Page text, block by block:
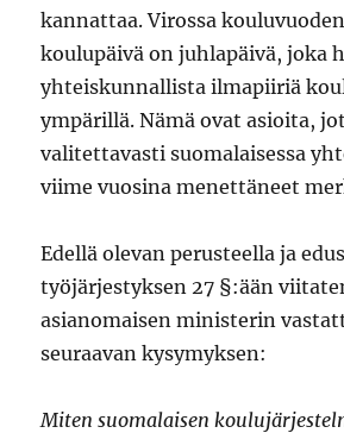
kannattaa. Virossa
koulupäivä on juhlapäivä, joka
yhteiskunnallista ilmapiiriä
ympärillä. Nämä ovat asioita,
valitettavasti suomalaisessa
viime vuosina menettäneet
Edellä olevan perusteella ja
työjärjestyksen 27 §:ään
asianomaisen ministerin
seuraavan kysymyksen:
Miten suomalaisen